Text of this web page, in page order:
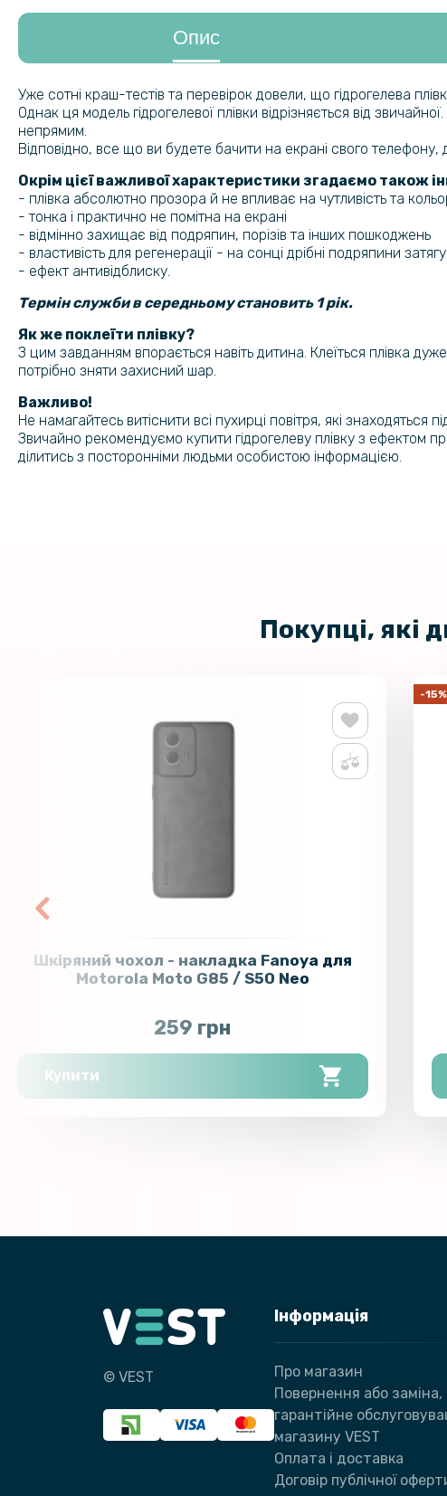
Опис
Уже сотні краш-тестів та перевірок довели, що гідрогелева
Однак ця модель гідрогелевої плівки відрізняється від
непрямим.
Відповідно, все що ви будете бачити на екрані свого
Окрім цієї важливої характеристики згадаємо також
- плівка абсолютно прозора й не впливає на чутливість та
- тонка і практично не помітна на екрані
- відмінно захищає від подряпин, порізів та інших пошкоджень
- властивість для регенерації - на сонці дрібні подряпини
- ефект антивідблиску.
Термін служби в середньому становить 1 рік.
Як же поклеїти плівку?
З цим завданням впорається навіть дитина. Клеїться плівка
потрібно зняти захисний шар.
Важливо!
Не намагайтесь витіснити всі пухирці повітря, які знаходяться
Звичайно рекомендуємо купити гідрогелеву плівку з ефектом
ділитись з посторонніми людьми особистою інформацією.
Покупці, які
Шкіряний чохол - накладка Fanoya для
Motorola Moto G85 / S50 Neo
259 грн
Купити
-15%
© VEST
Інформація
Про магазин
Повернення або заміна,
гарантійне
магазину VEST
Оплата і доставка
Договір публічної